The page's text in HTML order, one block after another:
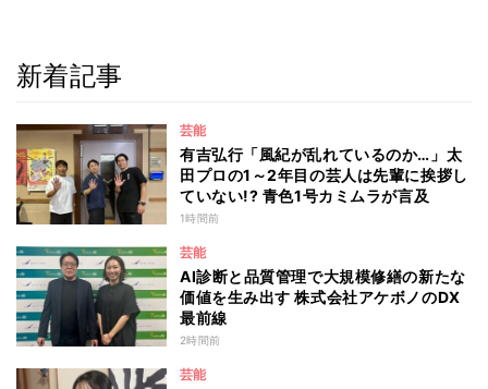
新着記事
芸能
有吉弘行「風紀が乱れているのか…」太
田プロの1～2年目の芸人は先輩に挨拶し
ていない!? 青色1号カミムラが言及
1時間前
芸能
AI診断と品質管理で大規模修繕の新たな
価値を生み出す 株式会社アケボノのDX
最前線
2時間前
芸能